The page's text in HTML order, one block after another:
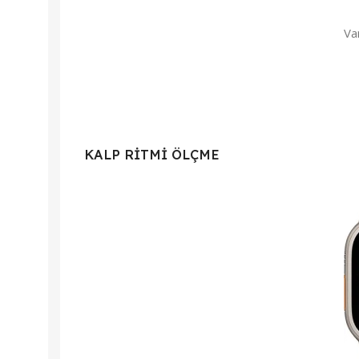
KALP RITMI ÖLÇME